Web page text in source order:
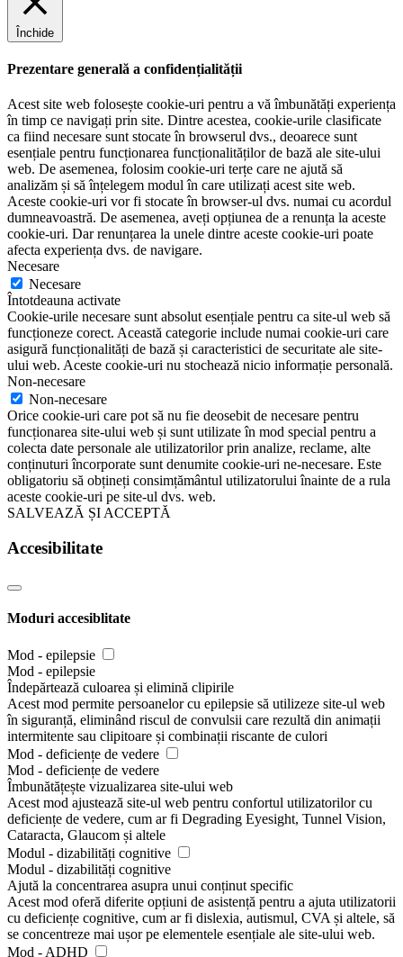
Închide
Prezentare generală a confidențialității
Acest site web folosește cookie-uri pentru a vă îmbunătăți experiența
în timp ce navigați prin site. Dintre acestea, cookie-urile clasificate
ca fiind necesare sunt stocate în browserul dvs., deoarece sunt
esențiale pentru funcționarea funcționalităților de bază ale site-ului
web. De asemenea, folosim cookie-uri terțe care ne ajută să
analizăm și să înțelegem modul în care utilizați acest site web.
Aceste cookie-uri vor fi stocate în browser-ul dvs. numai cu acordul
dumneavoastră. De asemenea, aveți opțiunea de a renunța la aceste
cookie-uri. Dar renunțarea la unele dintre aceste cookie-uri poate
afecta experiența dvs. de navigare.
Necesare
Necesare
Întotdeauna activate
Cookie-urile necesare sunt absolut esențiale pentru ca site-ul web să
funcționeze corect. Această categorie include numai cookie-uri care
asigură funcționalități de bază și caracteristici de securitate ale site-
ului web. Aceste cookie-uri nu stochează nicio informație personală.
Non-necesare
Non-necesare
Orice cookie-uri care pot să nu fie deosebit de necesare pentru
funcționarea site-ului web și sunt utilizate în mod special pentru a
colecta date personale ale utilizatorilor prin analize, reclame, alte
conținuturi încorporate sunt denumite cookie-uri ne-necesare. Este
obligatoriu să obțineți consimțământul utilizatorului înainte de a rula
aceste cookie-uri pe site-ul dvs. web.
SALVEAZĂ ȘI ACCEPTĂ
Accesibilitate
Moduri accesiblitate
Mod - epilepsie
Mod - epilepsie
Îndepărtează culoarea și elimină clipirile
Acest mod permite persoanelor cu epilepsie să utilizeze site-ul web
în siguranță, eliminând riscul de convulsii care rezultă din animații
intermitente sau clipitoare și combinații riscante de culori
Mod - deficiențe de vedere
Mod - deficiențe de vedere
Îmbunătățește vizualizarea site-ului web
Acest mod ajustează site-ul web pentru confortul utilizatorilor cu
deficiențe de vedere, cum ar fi Degrading Eyesight, Tunnel Vision,
Cataracta, Glaucom și altele
Modul - dizabilități cognitive
Modul - dizabilități cognitive
Ajută la concentrarea asupra unui conținut specific
Acest mod oferă diferite opțiuni de asistență pentru a ajuta utilizatorii
cu deficiențe cognitive, cum ar fi dislexia, autismul, CVA și altele, să
se concentreze mai ușor pe elementele esențiale ale site-ului web.
Mod - ADHD